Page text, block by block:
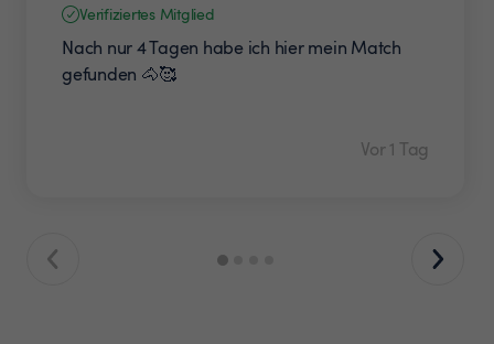
Verifiziertes Mitglied
Nach nur 4 Tagen habe ich hier mein Match
gefunden 🐴🥰
Vor 1 Tag